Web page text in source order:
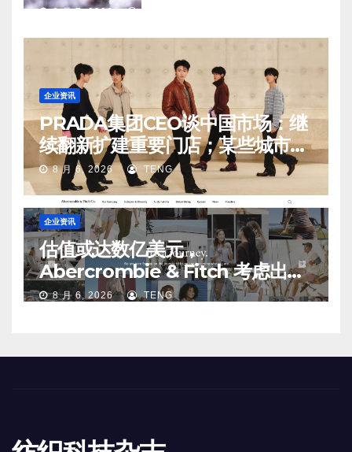
8 月 7, 2026 TENG
企业资讯
PRADA集团CEO谈中国市场：继
续翻新扩建重要门店；某些城市的
第二、第三店不再有价值
8 月 6, 2026 TENG
企业资讯
估值或达数亿美元，
Abercrombie & Fitch 考虑出售
中国业务部分股权
8 月 6, 2026 TENG